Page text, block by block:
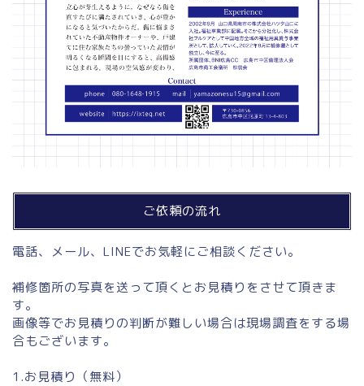
ご依頼の流れ
電話、メール、LINEでお気軽にご相談ください。
補修箇所の写真を送って頂くとお見積りをさせて頂きま
す。
画像等でお見積りの判断が難しい場合は現場調査をする場
合もございます。
1.お見積り（無料）